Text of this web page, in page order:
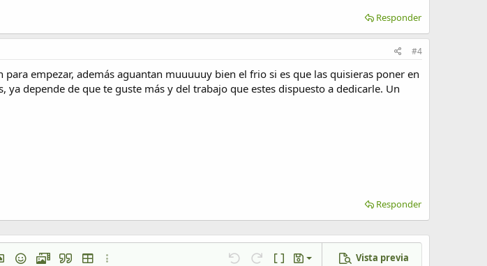
Responder
#4
empezar, además aguantan muuuuuy bien el frio si es que las quisieras poner en
ya depende de que te guste más y del trabajo que estes dispuesto a dedicarle. Un
Responder
enlaceimagen
Emoticonos
Multimedia
Citar Insertar tabla
Más opciones… DeshacerRehacerCambiar a código BB
Borradores
Guardar borrador
Vista previa